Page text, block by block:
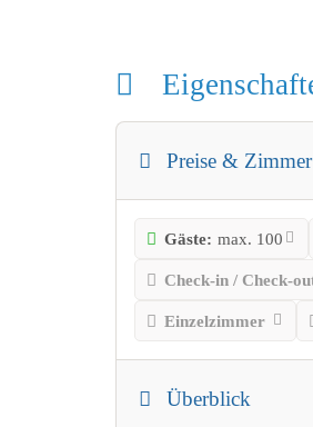
Preise & Zimmer
Gäste: max. 100
Check-in / Check-
Einzelzimmer
Überblick